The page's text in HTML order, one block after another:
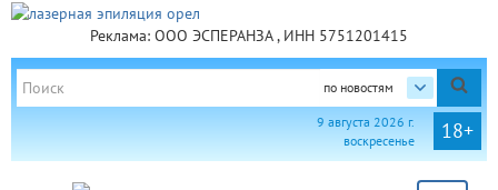
Реклама: ООО ЭСПЕРАНЗА , ИНН 5751201415
по новостям
18+
9 августа 2026 г.
воскресенье